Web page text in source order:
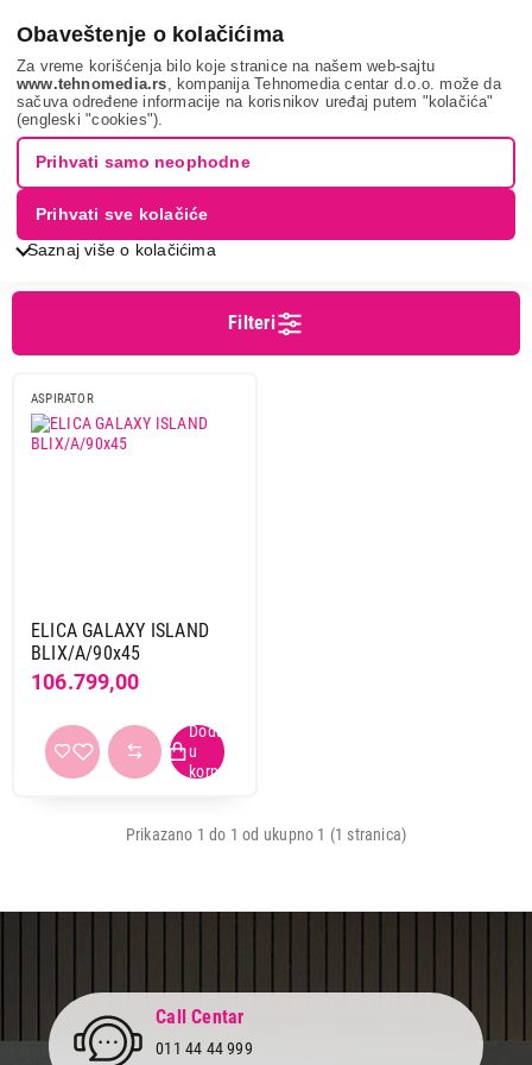
Obaveštenje o kolačićima
Za vreme korišćenja bilo koje stranice na našem web-sajtu
www.tehnomedia.rs , kompanija Tehnomedia centar d.o.o. može da
sačuva određene informacije na korisnikov uređaj putem "kolačića"
(engleski "cookies").
Saznaj više o kolačićima
Prihvati samo neophodne
Prihvati sve kolačiće
Pretraga Galaxy Z Flip5
PRETRAGA: GALAXY Z FLIP5
Sortiranje Prikaz
Filteri
ASPIRATOR
ELICA GALAXY ISLAND
BLIX/A/90x45
106.799,00
Prikazano 1 do 1 od ukupno 1 (1 stranica)
Cena
Cena od Call Centar
011 44 44 999